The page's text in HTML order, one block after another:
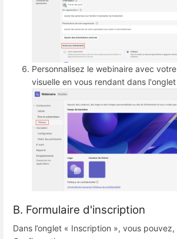
Personnalisez le webinaire avec
visuelle en vous rendant dans
B. Formulaire d'inscription
Dans l’onglet « Inscription », vous